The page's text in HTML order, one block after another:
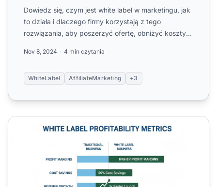
Dowiedz się, czym jest white label w marketingu, jak
to działa i dlaczego firmy korzystają z tego
rozwiązania, aby poszerzyć ofertę, obniżyć koszty i
Nov 8, 2024 4 min czytania
WhiteLabel AffiliateMarketing +3
Czy white labeling jest opłacalny?